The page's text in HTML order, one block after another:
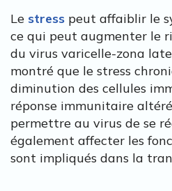
Le stress peut affaiblir le
ce qui peut augmenter le
du virus varicelle-zona
montré que le stress
diminution des cellules
réponse immunitaire
permettre au virus de se
également affecter les
sont impliqués dans la